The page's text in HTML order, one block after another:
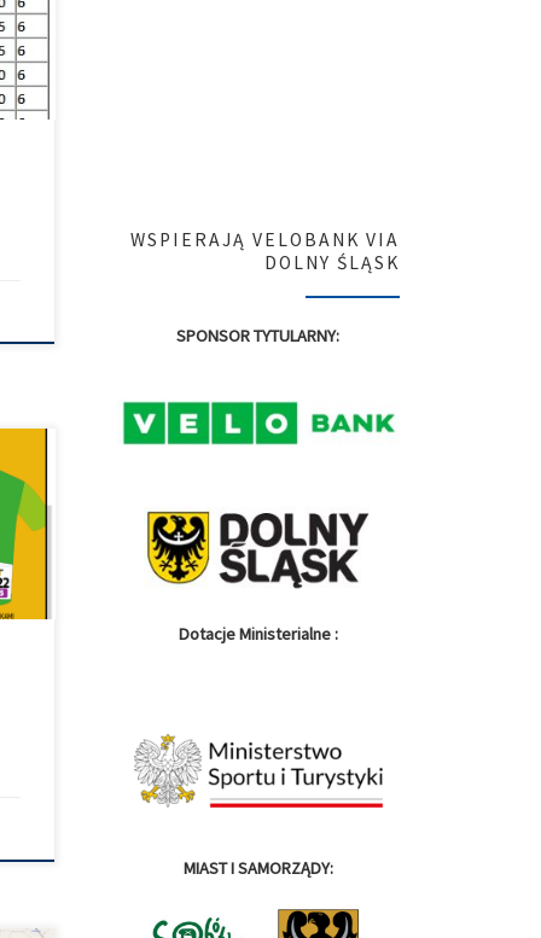
z
WSPIERAJĄ VELOBANK VIA
DOLNY ŚLĄSK
SPONSOR TYTULARNY:
Dotacje Ministerialne :
MIAST I SAMORZĄDY: